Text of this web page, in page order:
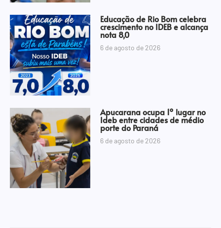
Educação de Rio Bom celebra
crescimento no IDEB e alcança
nota 8,0
6 de agosto de 2026
Apucarana ocupa 1º lugar no
Ideb entre cidades de médio
porte do Paraná
6 de agosto de 2026